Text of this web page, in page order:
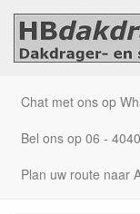
Chat met ons op
Bel ons op 06 -
Plan uw route naar